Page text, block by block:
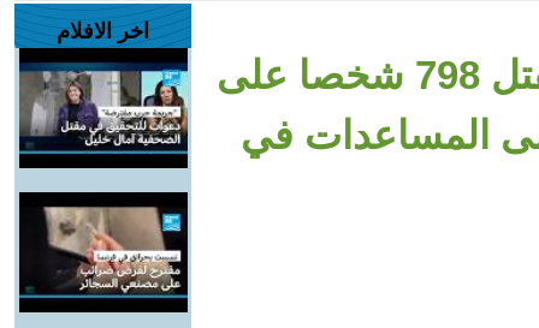
- الأمم المتحدة: مقتل 798 شخصا على
المساعدات في
اخر الافلام